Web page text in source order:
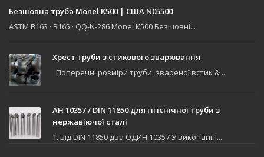
Безшовна труба Monel K500 | США N05500
ASTM B163 · B165 · QQ-N-286 Monel K500 Безшовні...
Хрест труби з стикового зварювання
Поперечні розміри труби, звареної встик & ...
АН 10357 / DIN 11850 для гігієнічної труби з
нержавіючої сталі
1. від DIN 11850 два ОДИН 10357 У виконанні...